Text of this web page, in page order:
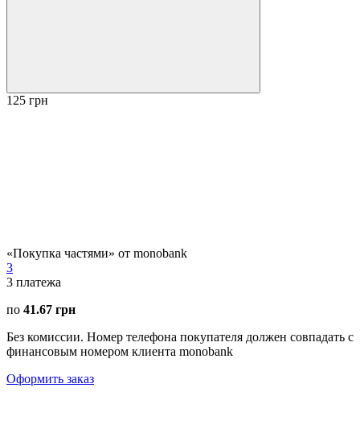
125 грн
«Покупка частями» от monobank
3
3 платежа
по 41.67 грн
Без комиссии. Номер телефона покупателя должен совпадать с
финансовым номером клиента monobank
Оформить заказ